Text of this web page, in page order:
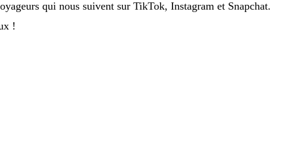
qui nous suivent sur TikTok, Instagram et Snapchat.
!